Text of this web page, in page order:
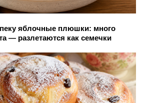
яблочные плюшки: много
— разлетаются как семечки